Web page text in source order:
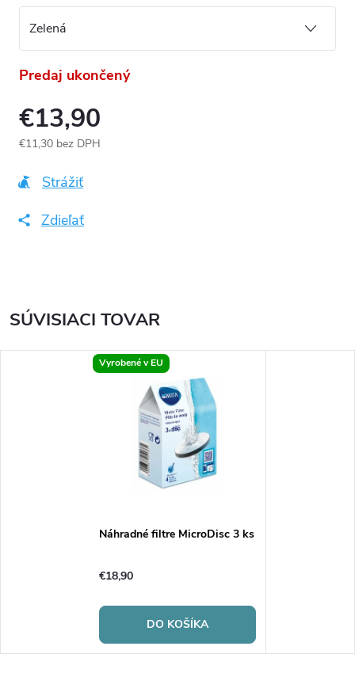
Predaj ukončený
€13,90
€11,30 bez DPH
cena:Strážiť
Zdieľať
SÚVISIACI TOVAR
Vyrobené v EU
Náhradné filtre MicroDisc 3 ks
€18,90
DO KOŠÍKA